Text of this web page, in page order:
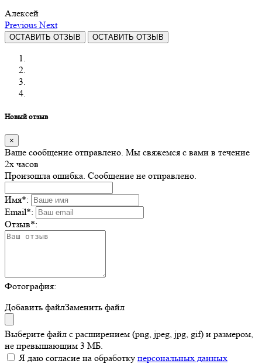
Алексей
Previous Next
ОСТАВИТЬ ОТЗЫВ ОСТАВИТЬ ОТЗЫВ
Новый отзыв
×
Ваше сообщение отправлено. Мы свяжемся с вами в течение
2х часов
Произошла ошибка. Сообщение не отправлено.
Имя*:
Email*:
Отзыв*:
Фотография:
Добавить файлЗаменить файл
Выберите файл с расширением (png, jpeg, jpg, gif) и размером,
не превышающим 3 МБ.
Я даю согласие на обработку персональных данных